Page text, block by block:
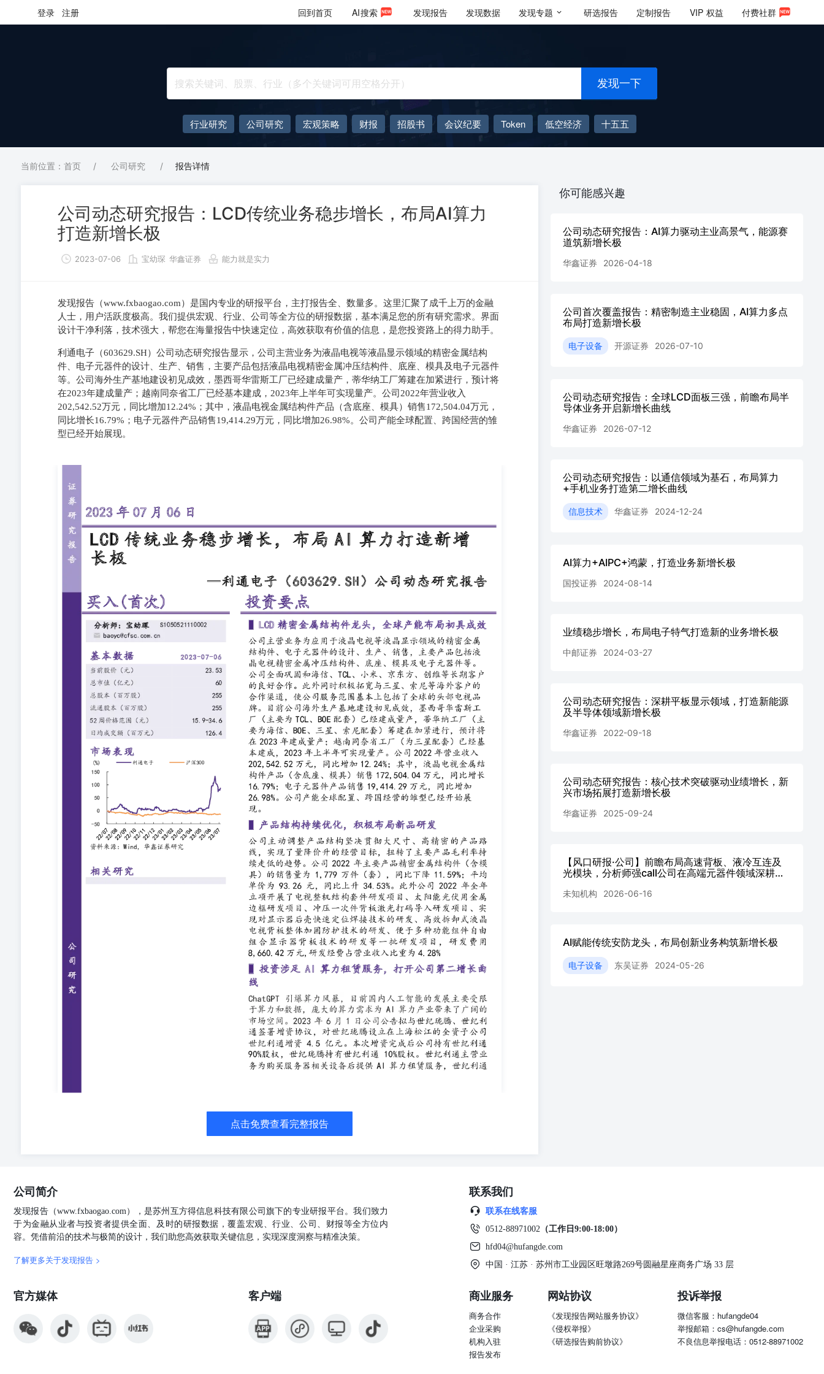
登录 注册 回到首页 AI搜索 发现报告 发现数据 发现专题 研选报告 定制报告 VIP 权益 付费社群
发现一下
行业研究 公司研究 宏观策略 财报 招股书 会议纪要 Token 低空经济
十五五
AIGC
大模型
当前位置：首页 / 公司研究 / 报告详情
公司动态研究报告：LCD传统业务稳步增长，布局AI算力
打造新增长极
2023-07-06 宝幼琛 华鑫证券 能力就是实力
发现报告（www.fxbaogao.com）是国内专业的研报平台，主打报告全、数量多。这里汇聚了成千上万的金融
人士，用户活跃度极高。我们提供宏观、行业、公司等全方位的研报数据，基本满足您的所有研究需求。界面
设计干净利落，技术强大，帮您在海量报告中快速定位，高效获取有价值的信息，是您投资路上的得力助手。
利通电子（603629.SH）公司动态研究报告显示，公司主营业务为液晶电视等液晶显示领域的精密金属结构
件、电子元器件的设计、生产、销售，主要产品包括液晶电视精密金属冲压结构件、底座、模具及电子元器件
等。公司海外生产基地建设初见成效，墨西哥华雷斯工厂已经建成量产，蒂华纳工厂筹建在加紧进行，预计将
在2023年建成量产；越南同奈省工厂已经基本建成，2023年上半年可实现量产。公司2022年营业收入
202,542.52万元，同比增加12.24%；其中，液晶电视金属结构件产品（含底座、模具）销售172,504.04万元，
同比增长16.79%；电子元器件产品销售19,414.29万元，同比增加26.98%。公司产能全球配置、跨国经营的雏
型已经开始展现。
告 买入(首次)投资要点 分析师：宝幼琛S1050521110002 baoyc@cfsc.com.cn ▌LCD精密金属结构件龙头，全球产能布局初具成效
公司主营业务为应用于液晶电视等液晶显示领域的精密金属 基本数据2023-07-06 当前股价（元） 总市值（亿元）总股本（百万
股） 流通股本（百万股） 52周价格范围（元）日均成交额（百万元） 23.53 60 255 255 15.9-34.6 126.4 市场表现 (%)利通电子沪
深300 150 100 50 0 -50 资料来源：Wind，华鑫证券研究 相关研究 公司研究 结构件、电子元器件的设计、生产、销售，主要产
品包括液晶电视精密金属冲压结构件、底座、模具及电子元器件等。公司全面巩固和海信、TCL、小米、京东方、创维等长期客
户的良好合作。此外同时积极拓宽与三星、索尼等海外客户的合作渠道，使公司服务范围基本上包括了全球的头部电视品牌。目
前公司海外生产基地建设初见成效，墨西哥华雷斯工厂（主要为TCL、BOE配套）已经建成量产，蒂华纳工厂（主要为海信、
BOE、三星、索尼配套）筹建在加紧进行，预计将在2023年建成量产；越南同奈省工厂（为三星配套）已经基本建成，2023年上
半年可实现量产。公司2022年营业收入202,542.52万元，同比增加12.24%；其中，液晶电视金属结 构件产品（含底座、模具）销
售172,504.04万元，同比增长 16.79%；电子元器件产品销售19,414.29万元，同比增加 26.98%。公司产能全球配置、跨国经营的
雏型已经开始展现。 ▌产品结构持续优化，积极布局新品研发 公司主动调整产品结构坚决贯彻大尺寸、高精密的产品路线，实
现了量降价升的经营目标，扭转了主要产品毛利率持续走低的趋势。公司2022年主要产品精密金属结构件（含模具）的销售量为
1,779万件（套），同比下降11.59%；平均单价为93.26元，同比上升34.53%。此外公司2022年全年立项开展了电视整机结构套件
研发项目、太阳能光伏用金属边框研发项目、冲压一次件背板激光打码导入研发项目、实现对显示器后壳快速定位焊接技术的研
发、高效拆卸式液晶电视背板整体加固防护技术的研发、便于多种功能组件自由组合显示器背板技术的研发等一批研发项目，研
发费用8,660.42万元,研发经费占营业收入比重为4.28% ▌投资涉足AI算力租赁服务，打开公司第二增长曲线 ChatGPT引爆算力风
暴，目前国内人工智能的发展主要受限于算力和数据，庞大的算力需求为AI算力产业带来了广阔的市场空间。2023年6月1日公
司公告拟与世纪珑腾、世纪利通签署增资协议，对世纪珑腾设立在上海松江的全资子公司世纪利通增资4.5亿元。本次增资完成
后公司持有世纪利通90%股权，世纪珑腾持有世纪利通10%股权。世纪利通主营业务为购买服务器相关设备后提供AI算力租赁服
务，世纪利通 的AI算力租赁业务全部部署在上海市松江区的腾讯长三角人工智能超算中心及深圳市光明区的深圳弈峰科技光明
5G大数据中心，并由公司与世纪珑腾双方认可的第三方提供全套IDC托管和运维管理服务。2023年7月5日公司在投资互动平台表
示公司入主世纪利通的控制权交割已经顺利结束，相关的工商变更登记也同步完成。公司首期2.25亿元增资款已经汇入世纪利通
专属账户，世纪利通已进入正常运作轨道。 ▌盈利预测 预测公司2023-2025年净利润分别为0.94、1.30、1.67亿元，EPS分别为
0.37、0.51、0.66元，当前股价对应PE分别为64、46、36倍，我们看好公司传统业务稳步增长，算力租赁业务打造第二增长曲
线，首次覆盖，给予“买入”投资评级。 ▌风险提示 宏观经济环境风险、线下消费复苏不及预期、项目进度不及预期、行业政策
风险、战略转型进度低于预期甚至失败的风险。 预测指标 2022A 2023E 2024E 2025E 主营收入（百万元） 2,025 2,380 2,816
3,255 增长率（%） 12.2% 17.5% 18.3% 15.6% 归母净利润（百万元） 66 94 130 167 增长率（%） 14.2% 41.9% 38.8% 28.9% 摊
薄每股收益（元） 0.36 0.37 0.51 0.66 ROE（%） 4.0% 5.5% 7.3% 9.0% 资料来源：Wind、华鑫证券研究 公司盈利预测（百万
元） 资产负债表 2022A 2023E 2024E 2025E 利润表 2022A 2023E 2024E 2025E 流动资产: 营业收入 2,025 2,380 2,816 3,255 现金
及现金等价物 400 373 523 588 营业成本 1,695 1,973 2,328 2,684 应收款 984 985 1,011 1,124 营业税金及附加 11 14 17 16 存货
389 392 405 422 销售费用 34 38 42 46 其他流动资产 216 333 366 391 管理费用 117 143 152 169 流动资产合计 1,989 2,083 2,304
2,524 财务费用 14 11 12 12 非流动资产: 研发费用 87 110 127 143 金融类资产 0 0 0 0 费用合计 252 302 333 370 固定资产 663 647
623 607 资产减值损失 -7 -1 -3 -5 在建工程 16 35 47 40 公允价值变动 3 3 3 3 无形资产 64 61 58 55 投资收益 7 5 3 3 长期股权投
资 14 13 13 13 营业利润 76 104 145 187 其他非流动资产 131 131 131 131 加:营业外收入 0 2 2 2 非流动资产合计 888 887 872 845
减:营业外支出 1 1 1 1 资产总计 2,877 2,970 3,176 3,369 利润总额 76 105 146 188 流动负债: 所得税费用 10 11 16 20 短期借款 397
419 450 482 净利润 65 94 130 167 应付账款、票据 781 789 880 954 少数股东损益 0 0 0 0 其他流动负债 46 46 46 46 归母净利润
66 94 130 167 流动负债合计 1,224 1,256 1,377 1,484 主要财务指标 2022A 2023E 2024E 2025E 成长性营业收入增长率 12.2%
17.5% 18.3% 15.6% 归母净利润增长率 14.2% 41.9% 38.8% 28.9% 盈利能力毛利率 16.3% 17.1% 17.3% 17.6% 四项费用/营收
12.4% 12.7% 11.8% 11.4% 净利率 3.2% 3.9% 4.6% 5.1% ROE 4.0% 5.5% 7.3% 9.0% 偿债能力资产负债率 43.2% 42.9% 43.9%
44.6% 净利润 65 94 130 167 营运能力 少数股东权益 0 0 0 0 总资产周转率 0.7 0.8 0.9 1.0 折旧摊销 77 70 68 65 应收账款周转率
2.1 2.4 2.8 2.9 公允价值变动 3 3 3 3 存货周转率 4.4 5.1 5.8 6.4 营运资金变动 9 -111 19 -80 每股数据(元/股) 经营活动现金净流量
155 56 220 156 EPS 0.36 0.37 0.51 0.66 投资活动现金净流量 -120 -2 12 23 P/E 65.0 64.1 46.2 35.8 筹资活动现金净流量 -61 -11
-14 -49 P/S 2.1 2.5 2.1 1.8 现金流量净额 -27 43 218 131 P/B 2.6 3.5 3.4 3.2 非流动负债:长期借款 0 0 0 0 其他非流动负债 18 18 18
18 非流动负债合计 18 18 18 18 负债合计 1,242 1,274 1,395 1,502 所有者权益股本 182 255 255 255 股东权益 1,635 1,696 1,781
1,868 负债和所有者权益 2,877 2,970 3,176 3,369 现金流量表 2022A 2023E 2024E 2025E 资料来源：Wind、华鑫证券研究 ▌计算
机&中小盘组介绍 宝幼琛：本硕毕业于上海交通大学，多次新财富、水晶球最佳分析师团队成员，7年证券从业经验，2021年11
具本报告。本报告清晰准确地反映了本人的研究观点。本人不曾因，不因，也将不会因本报告中的具体推荐意见或观点而直接或
标的）或三板做市指数（针对做市转让标的）为基准；香港市场以恒生指数为基准；美国市场以道琼斯指数为基准。 ▌免责条款
华鑫证券有限责任公司（以下简称“华鑫证券”）具有中国证监会核准的证券投资咨询业务资格。本报告由华鑫证券制作，仅供华
鑫证券的客户使用。本公司不会因接收人收到本报告而视其为客户。 本报告中的信息均来源于公开资料，华鑫证券研究部门及
相关研究人员力求准确可靠，但对这些信息的准确性及完整性不作任何保证。我们已力求报告内容客观、公正，但报告中的信息
与所表达的观点不构成所述证券买卖的出价或询价的依据，该等信息、意见并未考虑到获取本报告人员的具体投资目的、财务状
况以及特定需求，在任何时候均不构成对任何人的个人推荐。投资者应当对本报告中的信息和意见进行独立评估，并应同时结合
各自的投资目的、财务状况和特定需求，必要时就财务、法律、商业、税收等方面咨询专业顾问的意见。对依据或者使用本报告
行的证券头寸并进行交易，还可能为这些公司提供或争取提供投资银行、财务顾问或者金融产品等服务。本公司在知晓范围内依
无需通知即可随时更改。在不同时期，华鑫证券可能会发出与本报告所载意见、评估及预测不一致的研究报告。华鑫证券没有将
此意见及建议向报告所有接收者进行更新的义务。 本报告版权仅为华鑫证券所有，未经华鑫证券书面授权，任何机构和个人不
得以任何形式刊载、翻版、复制、发布、转发或引用本报告的任何部分。若华鑫证券以外的机构向其客户发放本报告，则由该机
构独自为此发送行为负责，华鑫证券对此等行为不承担任何责任。本报告同时不构成华鑫证券向发送本报告的机构之客户提供的
点击免费查看完整报告
你可能感兴趣
公司动态研究报告：AI算力驱动主业高景气，能源赛
道筑新增长极
华鑫证券 2026-04-18
公司首次覆盖报告：精密制造主业稳固，AI算力多点
布局打造新增长极
电子设备 开源证券 2026-07-10
公司动态研究报告：全球LCD面板三强，前瞻布局半
导体业务开启新增长曲线
华鑫证券 2026-07-12
公司动态研究报告：以通信领域为基石，布局算力
+手机业务打造第二增长曲线
信息技术 华鑫证券 2024-12-24
AI算力+AIPC+鸿蒙，打造业务新增长极
国投证券 2024-08-14
业绩稳步增长，布局电子特气打造新的业务增长极
中邮证券 2024-03-27
公司动态研究报告：深耕平板显示领域，打造新能源
及半导体领域新增长极
华鑫证券 2022-09-18
公司动态研究报告：核心技术突破驱动业绩增长，新
兴市场拓展打造新增长极
华鑫证券 2025-09-24
【风口研报·公司】前瞻布局高速背板、液冷互连及
光模块，分析师强call公司在高端元器件领域深耕多
极；另有公司一季度利润受-20260616
未知机构 2026-06-16
AI赋能传统安防龙头，布局创新业务构筑新增长极
电子设备 东吴证券 2024-05-26
公司简介
发现报告（www.fxbaogao.com），是苏州互方得信息科技有限公司旗下的专业研报平台。我们致力
于为金融从业者与投资者提供全面、及时的研报数据，覆盖宏观、行业、公司、财报等全方位内
容。凭借前沿的技术与极简的设计，我们助您高效获取关键信息，实现深度洞察与精准决策。
了解更多关于发现报告 >
官方媒体 客户端
联系我们
联系在线客服
0512-88971002 （工作日9:00-18:00）
hfd04@hufangde.com
中国 · 江苏 · 苏州市工业园区旺墩路269号圆融星座商务广场 33 层
商业服务
商务合作
企业采购
机构入驻
报告发布
网站协议
《发现报告网站服务协议》
《侵权举报》
《研选报告购前协议》
投诉举报
微信客服：hufangde04
举报邮箱：cs@hufangde.com
不良信息举报电话：0512-88971002